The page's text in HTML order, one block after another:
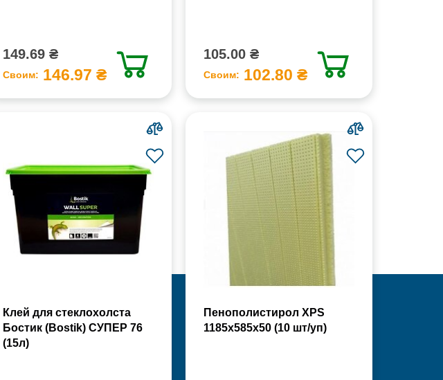
149.69 ₴
Своим: 146.97 ₴
105.00 ₴
Своим: 102.80 ₴
Клей для стеклохолста
Бостик (Bostik) СУПЕР 76
(15л)
Пенополистирол XPS
1185х585х50 (10 шт/уп)